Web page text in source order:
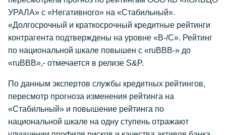
УРАЛА» с «Негативного» на «Стабильный».
«Долгосрочный и краткосрочный кредитные рейтинги
контрагента подтверждены на уровне «В-/С». Рейтинг
по национальной шкале повышен с «ruBBB-» до
«ruBBB»,- отмечается в релизе S&P.
По данным экспертов службы кредитных рейтингов,
пересмотр прогноза изменения рейтинга на
«Стабильный» и повышение рейтинга по
национальной шкале на одну ступень отражают